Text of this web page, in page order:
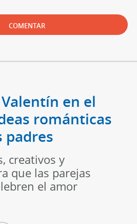
COMENTAR
en el
románticas
padres
creativos y
que las parejas
el amor